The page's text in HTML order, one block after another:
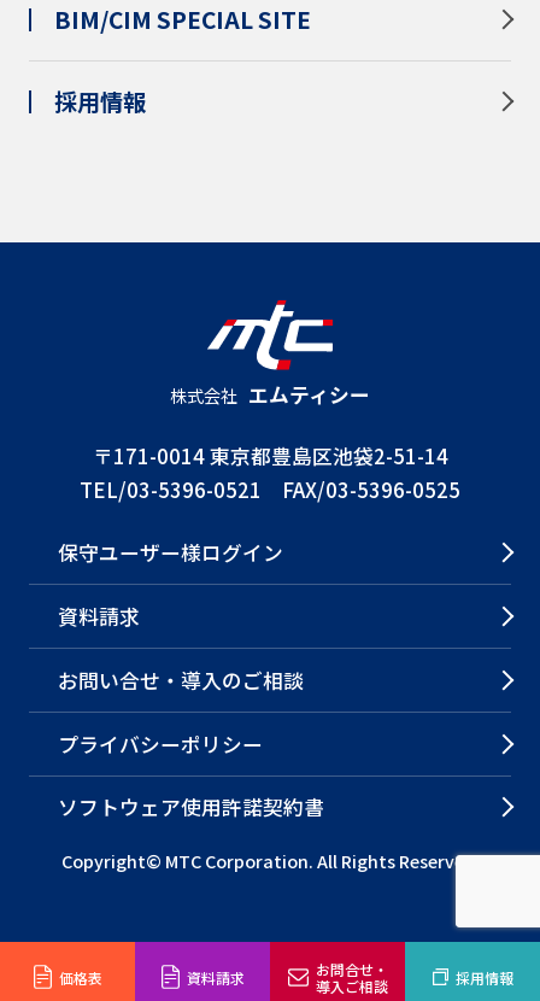
価格表 資料請求
お問合せ・
導入ご相談
採用情報
BIM/CIM SPECIAL SITE
採用情報
株式会社 エムティシー
〒171-0014 東京都豊島区池袋2-51-14
TEL/03-5396-0521 FAX/03-5396-0525
保守ユーザー様ログイン
資料請求
お問い合せ・導入のご相談
プライバシーポリシー
ソフトウェア使用許諾契約書
Copyright© MTC Corporation. All Rights Reserved.